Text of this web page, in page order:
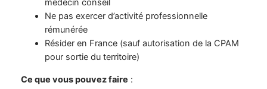
médecin conseil
Ne pas exercer d’activité professionnelle
rémunérée
Résider en France (sauf autorisation de la CPAM
pour sortie du territoire)
Ce que vous pouvez faire :